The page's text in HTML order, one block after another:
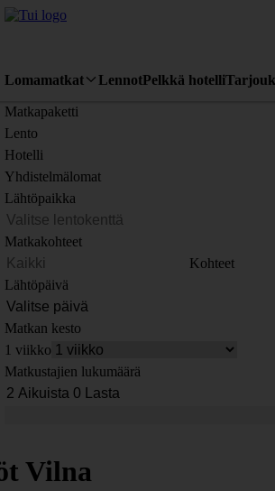
Lomamatkat LennotPelkkä hotelli
Matkapaketti
Lento
Hotelli
Yhdistelmälomat
Lähtöpaikka
Matkakohteet
Kohteet
Lähtöpäivä
Matkan kesto
1 viikko
Matkustajien lukumäärä
Vilna